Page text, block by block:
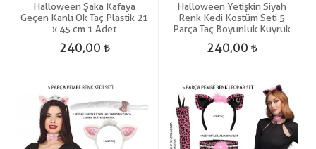
Halloween Şaka Kafaya
Geçen Kanlı Ok Taç Plastik 21
x 45 cm 1 Adet
240,00
Halloween Yetişkin Siyah
Renk Kedi Kostüm Seti 5
Parça Taç Boyunluk Kuyruk
Kolluk Gösteri
240,00